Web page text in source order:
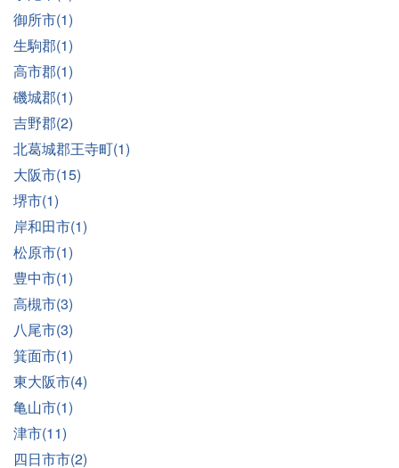
御所市(1)
生駒郡(1)
高市郡(1)
磯城郡(1)
吉野郡(2)
北葛城郡王寺町(1)
大阪市(15)
堺市(1)
岸和田市(1)
松原市(1)
豊中市(1)
高槻市(3)
八尾市(3)
箕面市(1)
東大阪市(4)
亀山市(1)
津市(11)
四日市市(2)